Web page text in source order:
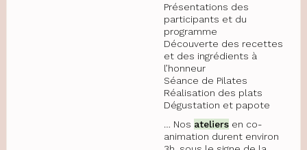
Présentations des
participants et du
programme
Découverte des recettes
et des ingrédients à
l’honneur
Séance de Pilates
Réalisation des plats
Dégustation et papote
… Nos ateliers en co-
animation durent environ